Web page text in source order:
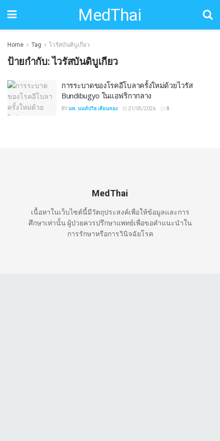
MedThai
Home Tag ไวรัสบันดิบูเกียว
ป้ายกำกับ:ไวรัสบันดิบูเกียว
การระบาดของโรคอีโบลาครั้งใหม่ด้วยไวรัส
Bundibugyo ในแอฟริกากลาง
BYนพ. นนท์ปวิธ เคียนทอง 21/05/2026 0
MedThai
เนื้อหาในเว็บไซต์นี้มีวัตถุประสงค์เพื่อให้ข้อมูลและการ
ศึกษาเท่านั้น ผู้ป่วยควรปรึกษาแพทย์เพื่อขอคำแนะนำใน
การรักษาหรือการวินิจฉัยโรค